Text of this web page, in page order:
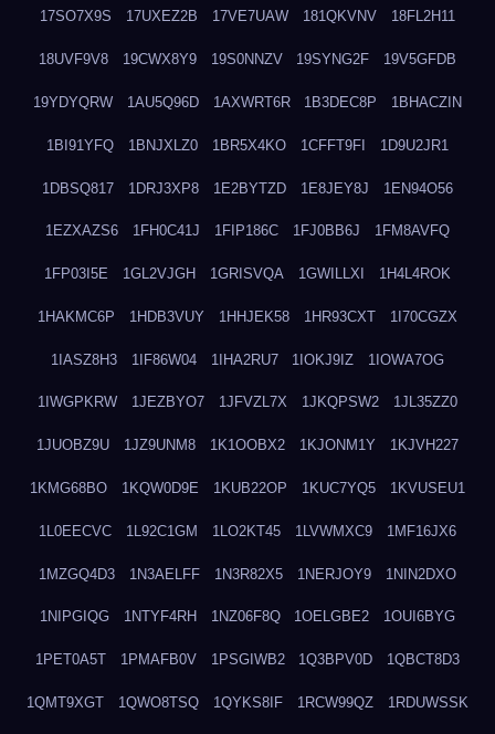
17SO7X9S 17UXEZ2B 17VE7UAW 181QKVNV 18FL2H11
18UVF9V8 19CWX8Y9 19S0NNZV 19SYNG2F 19V5GFDB
19YDYQRW 1AU5Q96D 1AXWRT6R 1B3DEC8P 1BHACZIN
1BI91YFQ 1BNJXLZ0 1BR5X4KO 1CFFT9FI 1D9U2JR1
1DBSQ817 1DRJ3XP8 1E2BYTZD 1E8JEY8J 1EN94O56
1EZXAZS6 1FH0C41J 1FIP186C 1FJ0BB6J 1FM8AVFQ
1FP03I5E 1GL2VJGH 1GRISVQA 1GWILLXI 1H4L4ROK
1HAKMC6P 1HDB3VUY 1HHJEK58 1HR93CXT 1I70CGZX
1IASZ8H3 1IF86W04 1IHA2RU7 1IOKJ9IZ 1IOWA7OG
1IWGPKRW 1JEZBYO7 1JFVZL7X 1JKQPSW2 1JL35ZZ0
1JUOBZ9U 1JZ9UNM8 1K1OOBX2 1KJONM1Y 1KJVH227
1KMG68BO 1KQW0D9E 1KUB22OP 1KUC7YQ5 1KVUSEU1
1L0EECVC 1L92C1GM 1LO2KT45 1LVWMXC9 1MF16JX6
1MZGQ4D3 1N3AELFF 1N3R82X5 1NERJOY9 1NIN2DXO
1NIPGIQG 1NTYF4RH 1NZ06F8Q 1OELGBE2 1OUI6BYG
1PET0A5T 1PMAFB0V 1PSGIWB2 1Q3BPV0D 1QBCT8D3
1QMT9XGT 1QWO8TSQ 1QYKS8IF 1RCW99QZ 1RDUWSSK